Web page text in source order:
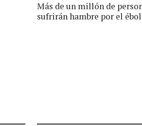
Más de un millón de
sufrirán hambre por el